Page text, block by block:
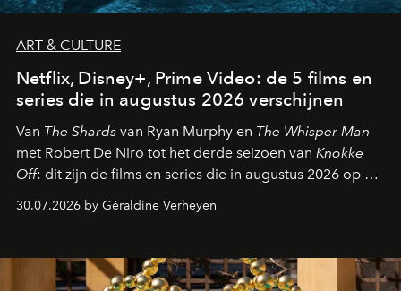
ART & CULTURE
Netflix, Disney+, Prime Video: de 5 films en
series die in augustus 2026 verschijnen
Van The Shards van Ryan Murphy en The Whisper Man
met Robert De Niro tot het derde seizoen van Knokke
Off: dit zijn de films en series die in augustus 2026 op de
30.07.2026 by Géraldine Verheyen